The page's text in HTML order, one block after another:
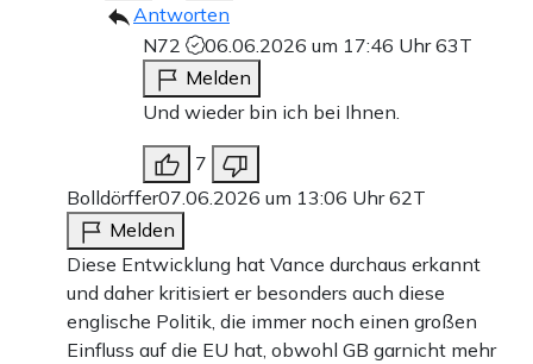
Antworten
N72
06.06.2026 um 17:46 Uhr63T
Melden
Und wieder bin ich bei Ihnen.
7
Bolldörffer07.06.2026 um 13:06 Uhr62T
Melden
Diese Entwicklung hat Vance durchaus erkannt
und daher kritisiert er besonders auch diese
englische Politik, die immer noch einen großen
Einfluss auf die EU hat, obwohl GB garnicht mehr